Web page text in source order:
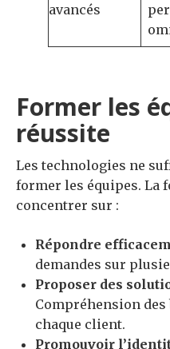
avancés
Former les
réussite
Les technologies ne
former les équipes. La
concentrer sur :
Répondre
demandes sur
Proposer des
Compréhension
chaque client.
Promouvoir